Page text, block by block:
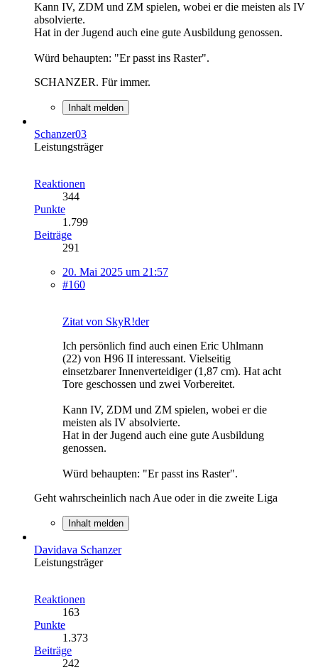
Kann IV, ZDM und ZM spielen, wobei er die meisten als IV
absolvierte.
Hat in der Jugend auch eine gute Ausbildung genossen.
Würd behaupten: "Er passt ins Raster".
SCHANZER. Für immer.
Inhalt melden
Schanzer03
Leistungsträger
Reaktionen
344
Punkte
1.799
Beiträge
291
20. Mai 2025 um 21:57
#160
Zitat von SkyR!der
Ich persönlich find auch einen Eric Uhlmann
(22) von H96 II interessant. Vielseitig
einsetzbarer Innenverteidiger (1,87 cm). Hat acht
Tore geschossen und zwei Vorbereitet.
Kann IV, ZDM und ZM spielen, wobei er die
meisten als IV absolvierte.
Hat in der Jugend auch eine gute Ausbildung
genossen.
Würd behaupten: "Er passt ins Raster".
Geht wahrscheinlich nach Aue oder in die zweite Liga
Inhalt melden
Davidava Schanzer
Leistungsträger
Reaktionen
163
Punkte
1.373
Beiträge
242